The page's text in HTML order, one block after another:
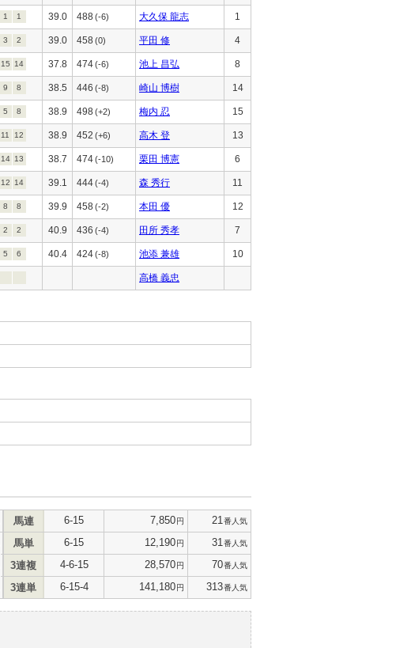
1 1 39.0 488(-6) 大久保 龍志 1
3 2 39.0 458 (0) 平田 修 4
15 14 37.8 474(-6) 池上 昌弘 8
9 8 38.5 446 (-8) 崎山 博樹 14
5 8 38.9 498(+2) 梅内 忍 15
11 12 38.9 452 (+6) 高木 登 13
14 13 38.7 474(-10) 栗田 博憲 6
12 14 39.1 444(-4) 森 秀行 11
8 8 39.9 458(-2) 本田 優 12
2 2 40.9 436 (-4) 田所 秀孝 7
5 6 40.4 424(-8) 池添 兼雄 10
高橋 義忠
馬連 6-15 7,850円 21 番人気
馬単 6-15 12,190円 31 番人気
3連複 4-6-15 28,570円 70番人気
3連単 6-15-4 141,180円 313番人気